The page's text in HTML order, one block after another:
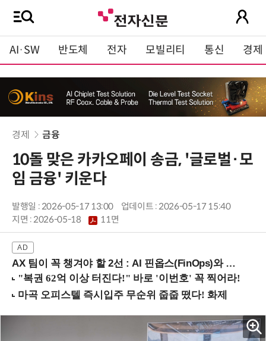
AI·SW 반도체 전자 모빌리티 통신 경제
경제 금융
10돌 맞은 카카오페이 송금, '글로벌·모
임 금융' 키운다
발행일 : 2026-05-17 13:00
업데이트 : 2026-05-17 15:40
지면 :2026-05-18 11면
AX 팀이 꼭 챙겨야 할 2선 : AI 핀옵스(FinOps)와 토큰 거버넌스 (8/21 잠실역)